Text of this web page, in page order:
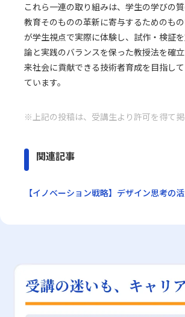
これら一連の取り組みは、学生の学びの
教育そのものの革新に寄与するためのも
が学生視点で実際に体験し、試作・検証
論と実践のバランスを保った教授法を確
来社会に貢献できる技術者育成を目指し
ています。
※上記の投稿は、受講生より許可を得て掲
関連記事
【イノベーション戦略】デザイン思考の